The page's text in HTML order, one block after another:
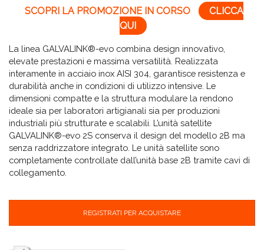
SCOPRI LA PROMOZIONE IN CORSO
CLICCA
QUI
La linea GALVALINK®-evo combina design innovativo,
elevate prestazioni e massima versatilità. Realizzata
interamente in acciaio inox AISI 304, garantisce resistenza e
durabilità anche in condizioni di utilizzo intensive. Le
dimensioni compatte e la struttura modulare la rendono
ideale sia per laboratori artigianali sia per produzioni
industriali più strutturate e scalabili. L’unità satellite
GALVALINK®-evo 2S conserva il design del modello 2B ma
senza raddrizzatore integrato. Le unità satellite sono
completamente controllate dall’unità base 2B tramite cavi di
collegamento.
REGISTRATI PER ACQUISTARE